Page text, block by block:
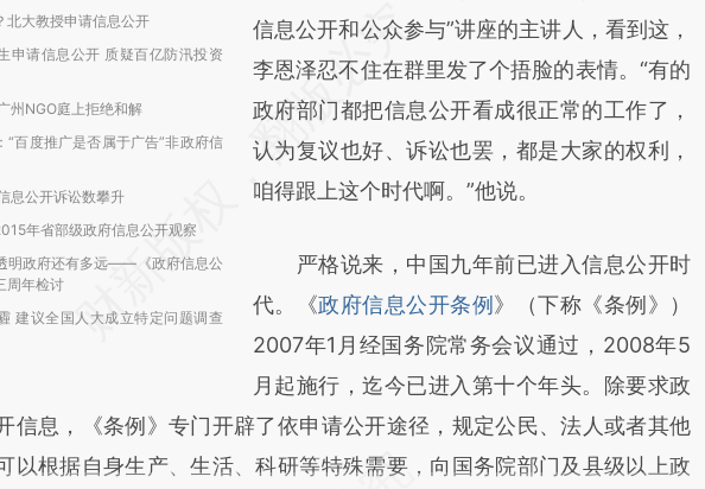
北大教授申请信息公开
申请信息公开 质疑百亿防汛投资
州NGO庭上拒绝和解
“百度推广是否属于广告”非政府信
息公开诉讼数攀升
年省部级政府信息公开观察
明政府还有多远——《政府信息公
周年检讨
建议全国人大成立特定问题调查
信息公开和公众参与”讲座的主讲人，看到这，
李恩泽忍不住在群里发了个捂脸的表情。“有的
政府部门都把信息公开看成很正常的工作了，
认为复议也好、诉讼也罢，都是大家的权利，
咱得跟上这个时代啊。”他说。
严格说来，中国九年前已进入信息公开时
代。《政府信息公开条例 》（下称《条例》）
2007年1月经国务院常务会议通过，2008年5
月起施行，迄今已进入第十个年头。除要求政
信息，《条例》专门开辟了依申请公开途径，规定公民、法人或者其他
以根据自身生产、生活、科研等特殊需要，向国务院部门及县级以上政